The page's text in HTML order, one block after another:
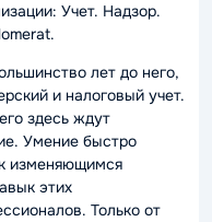
Учет. Надзор.
лет до него,
и налоговый учет.
здесь ждут
Умение быстро
изменяющимся
этих
Только от